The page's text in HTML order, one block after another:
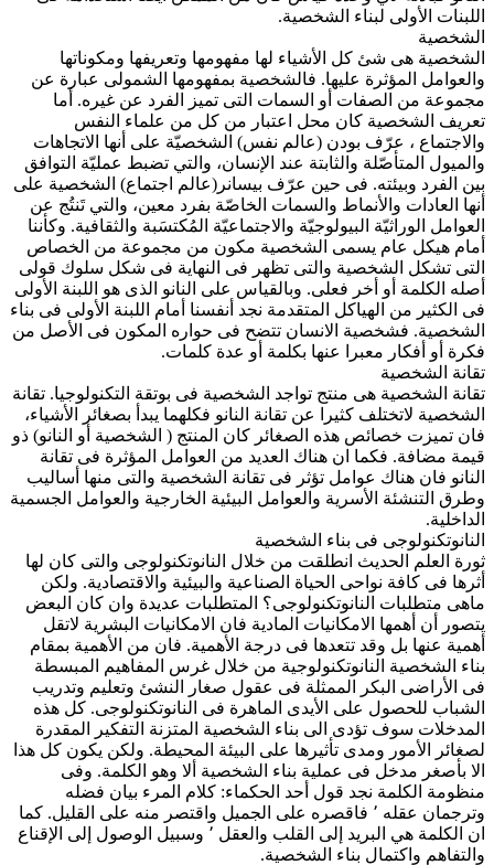
اللبنات الأولى لبناء الشخصية.
الشخصية
الشخصية هى شئ كل الأشياء لها مفهومها وتعريفها ومكوناتها
والعوامل المؤثرة عليها. فالشخصية بمفهومها الشمولى عبارة عن
مجموعة من الصفات أو السمات التى تميز الفرد عن غيره. أما
تعريف الشخصية كان محل اعتبار من كل من علماء النفس
والاجتماع ، عرّف بودن (عالم نفس) الشخصيّة على أنها الاتجاهات
والميول المتأصّلة والثابتة عند الإنسان، والتي تضبط عمليّة التوافق
بين الفرد وبيئته. فى حين عرّف بيسانر(عالم اجتماع) الشخصية على
أنها العادات والأنماط والسمات الخاصّة بفرد معين، والتي تَنتُج عن
العوامل الوراثيّة البيولوجيّة والاجتماعيّة المُكتسَبة والثقافية. وكأننا
أمام هيكل عام يسمى الشخصية مكون من مجموعة من الخصاص
التى تشكل الشخصية والتى تظهر فى النهاية فى شكل سلوك قولى
أصله الكلمة أو أخر فعلى. وبالقياس على النانو الذى هو اللبنة الأولى
فى الكثير من الهياكل المتقدمة نجد أنفسنا أمام اللبنة الأولى فى بناء
الشخصية. فشخصية الانسان تتضح فى حواره المكون فى الأصل من
فكرة أو أفكار معبرا عنها بكلمة أو عدة كلمات.
تقانة الشخصية
تقانة الشخصية هى منتج تواجد الشخصية فى بوتقة التكنولوجيا. تقانة
الشخصية لاتختلف كثيرا عن تقانة النانو فكلهما يبدأ بصغائر الأشياء،
فان تميزت خصائص هذه الصغائر كان المنتج ( الشخصية أو النانو) ذو
قيمة مضافة. فكما ان هناك العديد من العوامل المؤثرة فى تقانة
النانو فان هناك عوامل تؤثر فى تقانة الشخصية والتى منها أساليب
وطرق التنشئة الأسرية والعوامل البيئية الخارجية والعوامل الجسمية
الداخلية.
النانوتكنولوجى فى بناء الشخصية
ثورة العلم الحديث انطلقت من خلال النانوتكنولوجى والتى كان لها
أثرها فى كافة نواحى الحياة الصناعية والبيئية والاقتصادية. ولكن
ماهى متطلبات النانوتكنولوجى؟ المتطلبات عديدة وان كان البعض
يتصور أن أهمها الامكانيات المادية فان الامكانيات البشرية لاتقل
أهمية عنها بل وقد تتعدها فى درجة الأهمية. فان من الأهمية بمقام
بناء الشخصية النانوتكنولوجية من خلال غرس المفاهيم المبسطة
فى الأراضى البكر الممثلة فى عقول صغار النشئ وتعليم وتدريب
الشباب للحصول على الأيدى الماهرة فى النانوتكنولوجى. كل هذه
المدخلات سوف تؤدى الى بناء الشخصية المتزنة التفكير المقدرة
لصغائر الأمور ومدى تأثيرها على البيئة المحيطة. ولكن يكون كل هذا
الا بأصغر مدخل فى عملية بناء الشخصية ألا وهو الكلمة. وفى
منظومة الكلمة نجد قول أحد الحكماء: كلام المرء بيان فضله
وترجمان عقله ٬ فاقصره على الجميل واقتصر منه على القليل. كما
ان الكلمة هي البريد إلى القلب والعقل ٬ وسبيل الوصول إلى الإقناع
والتفاهم واكتمال بناء الشخصية.